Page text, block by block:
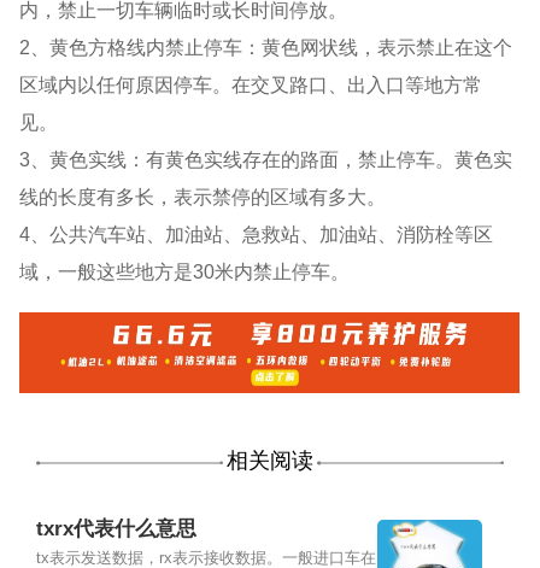
内，禁止一切车辆临时或长时间停放。
2、黄色方格线内禁止停车：黄色网状线，表示禁止在这个
区域内以任何原因停车。在交叉路口、出入口等地方常
见。
3、黄色实线：有黄色实线存在的路面，禁止停车。黄色实
线的长度有多长，表示禁停的区域有多大。
4、公共汽车站、加油站、急救站、加油站、消防栓等区
域，一般这些地方是30米内禁止停车。
相关阅读
txrx代表什么意思
tx表示发送数据，rx表示接收数据。一般进口车在